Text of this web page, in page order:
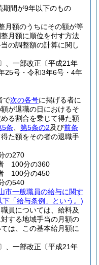
期間が9年以下のもの
月額のうちにその額が等
月額に順位を付す方法
の調整額の計算に関し
、一部改正〔平成21年
25号・令和3年6号・4年
で次の各号に掲げる者に
が退職の日におけるそ
る割合を乗じて得た額
5条 第5条の2及び前条
た額をその者の退職手
の270
100分の360
100分の450
の540
市一般職員の給与に関す
「給与条例」という。)
員については、給料及
する地域手当の月額の
は、この基本給月額に
、一部改正〔平成21年